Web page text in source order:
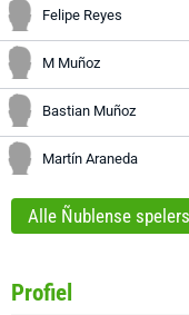
Felipe Reyes
M Muñoz
Bastian Muñoz
Martín Araneda
Alle Ñublense spelers
Profiel